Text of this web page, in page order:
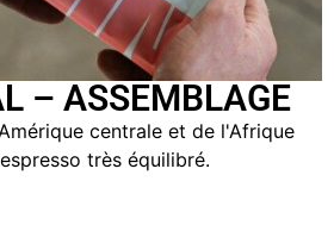
– ASSEMBLAGE
centrale et de l'Afrique
très équilibré.